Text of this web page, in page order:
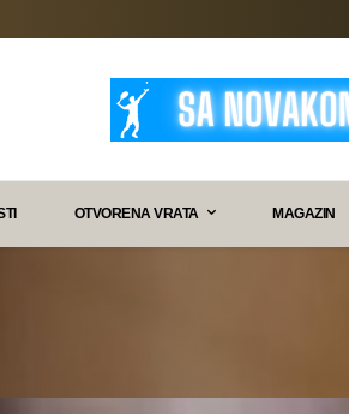
OTVORENA VRATA MAGAZIN